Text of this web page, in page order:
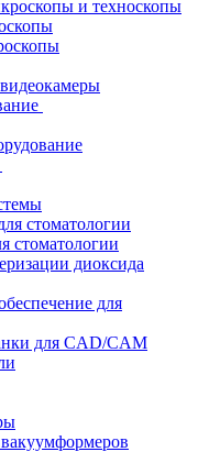
и техноскопы
стоматологии
стоматологии
диоксида
для
для CAD/CAM